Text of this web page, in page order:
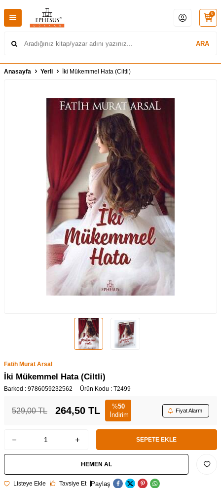
ARA
0
Anasayfa Yerli İki Mükemmel Hata (Ciltli)
Fatih Murat Arsal
İki Mükemmel Hata (Ciltli)
Barkod : 9786059232562 Ürün Kodu : T2499
529,00TL 264,50 TL %50
İndirim
Fiyat Alarmı
SEPETE EKLE
HEMEN AL
Listeye Ekle Tavsiye Et Paylaş